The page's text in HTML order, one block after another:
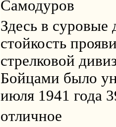
Самодуров
Здесь в
стойкость
стрелковой
Бойцами было
июля 1941 года
отличное